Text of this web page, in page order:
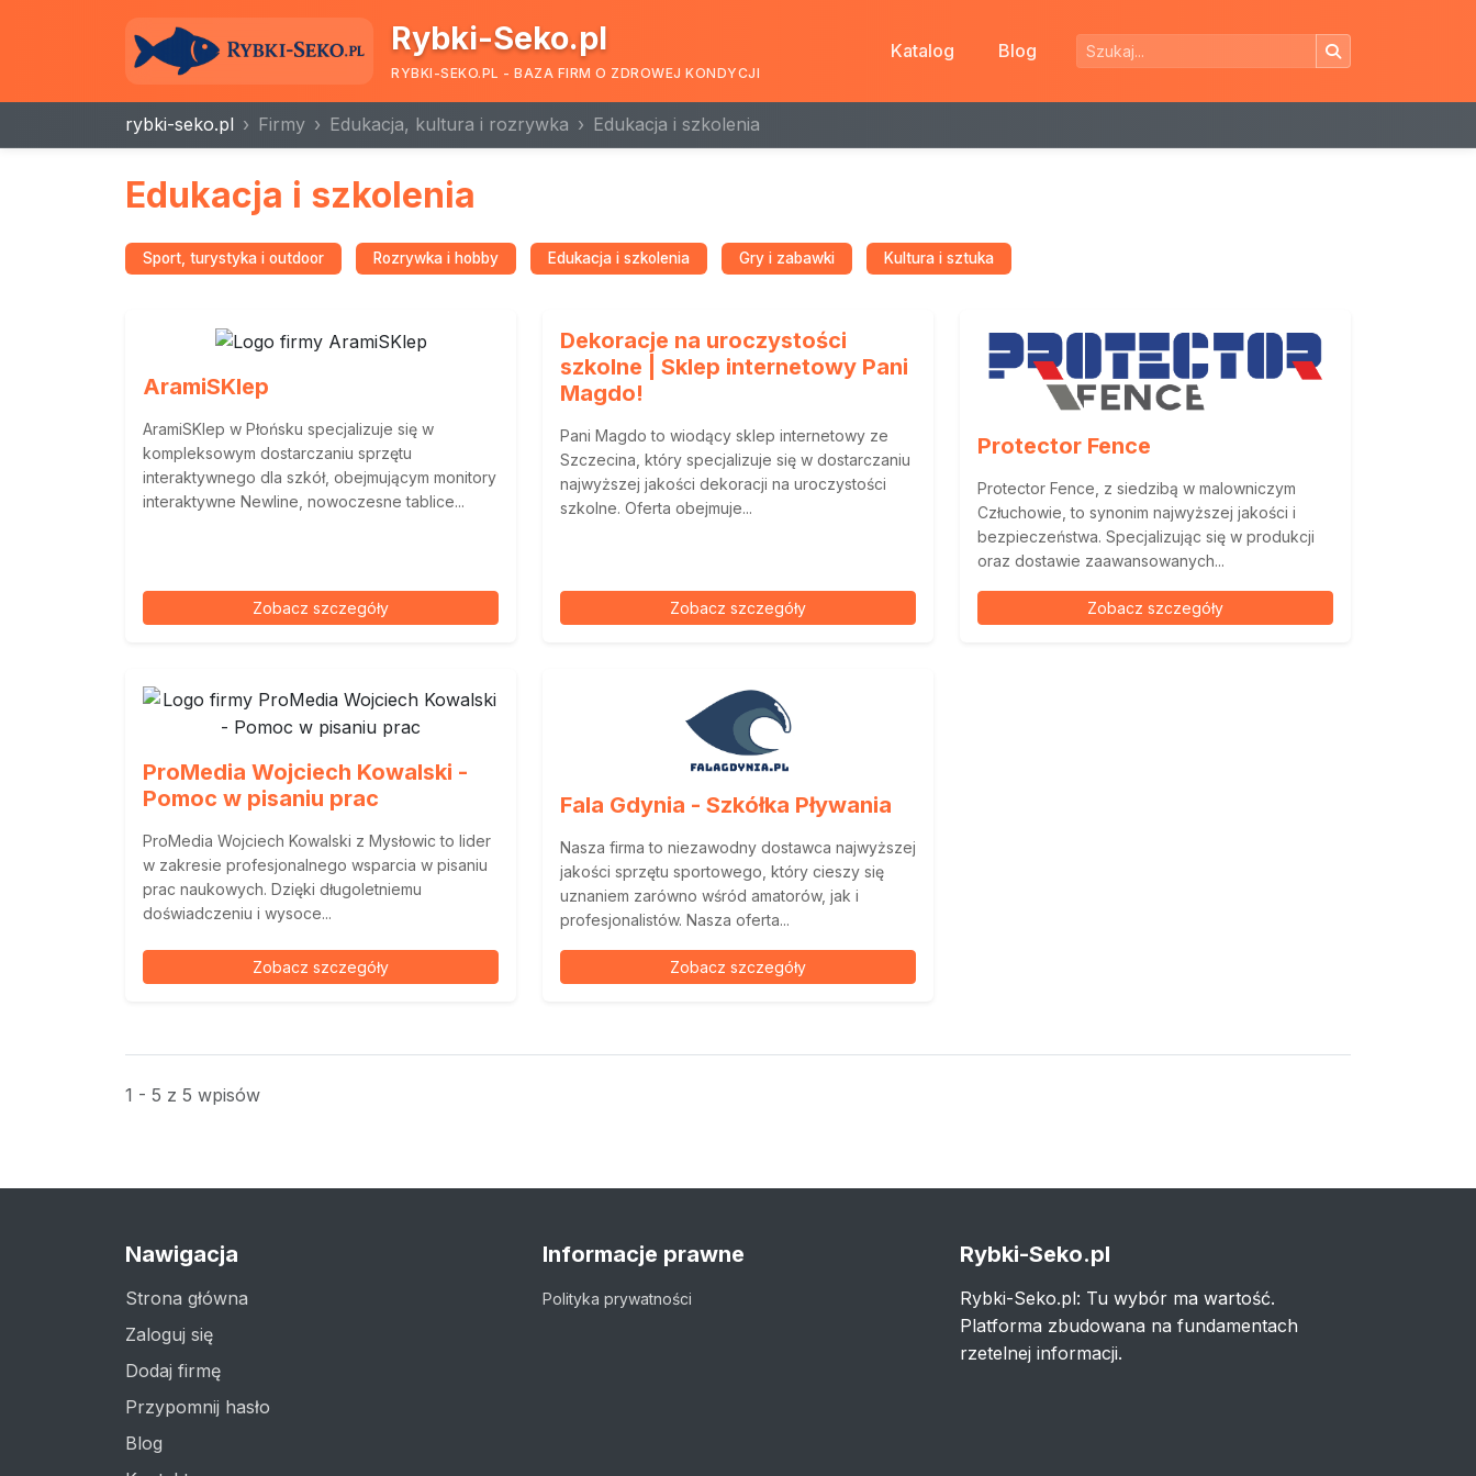
Rybki-Seko.pl
RYBKI-SEKO.PL - BAZA FIRM O ZDROWEJ KONDYCJI
Katalog Blog
rybki-seko.pl Firmy Edukacja, kultura i rozrywka Edukacja i szkolenia
Edukacja i szkolenia
Sport, turystyka i outdoor Rozrywka i hobby Edukacja i szkolenia Gry i zabawki Kultura i sztuka
AramiSKlep
AramiSKlep w Płońsku specjalizuje się w
kompleksowym dostarczaniu sprzętu
interaktywnego dla szkół, obejmującym monitory
interaktywne Newline, nowoczesne tablice...
Zobacz szczegóły
Dekoracje na uroczystości
szkolne | Sklep internetowy Pani
Magdo!
Pani Magdo to wiodący sklep internetowy ze
Szczecina, który specjalizuje się w dostarczaniu
najwyższej jakości dekoracji na uroczystości
szkolne. Oferta obejmuje...
Zobacz szczegóły
Protector Fence
Protector Fence, z siedzibą w malowniczym
Człuchowie, to synonim najwyższej jakości i
bezpieczeństwa. Specjalizując się w produkcji
oraz dostawie zaawansowanych...
Zobacz szczegóły
ProMedia Wojciech Kowalski -
Pomoc w pisaniu prac
ProMedia Wojciech Kowalski z Mysłowic to lider
w zakresie profesjonalnego wsparcia w pisaniu
prac naukowych. Dzięki długoletniemu
doświadczeniu i wysoce...
Zobacz szczegóły
Fala Gdynia - Szkółka Pływania
Nasza firma to niezawodny dostawca najwyższej
jakości sprzętu sportowego, który cieszy się
uznaniem zarówno wśród amatorów, jak i
profesjonalistów. Nasza oferta...
Zobacz szczegóły
1 - 5 z 5 wpisów
Nawigacja
Strona główna
Zaloguj się
Dodaj firmę
Przypomnij hasło
Blog
Informacje prawne
Polityka prywatności
Rybki-Seko.pl
Rybki-Seko.pl: Tu wybór ma wartość.
Platforma zbudowana na fundamentach
rzetelnej informacji.